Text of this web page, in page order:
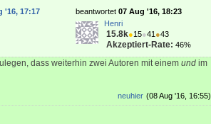
beantwortet 07 Aug '16, 18:23
Henri
15.8k●15●41 ●43
Akzeptiert-Rate: 46%
'16, 17:17
dass weiterhin zwei Autoren mit einem und im
(08 Aug '16, 16:55)
neuhier